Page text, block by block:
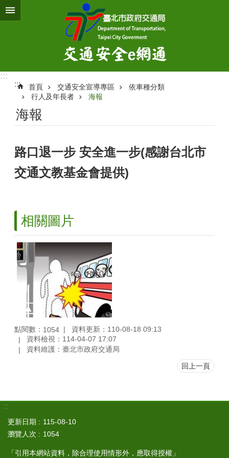
跳到主要內容區塊
:::
:::
首頁 交通安全宣導專區
依車種分類
行人及年長者
海報
海報
路口退一步 安全進一步(感謝台北市
交通文教基金會提供)
相關圖片
點閱數： 1054
資料更新：110-08-18 09:13
資料檢視：114-04-07 17:07
資料維護：臺北市政府交通局
回上一頁
:::
更新日期
115-08-10
瀏覽人次
1054
「引用本網站資料，除合理使用情形外，應取得授權」